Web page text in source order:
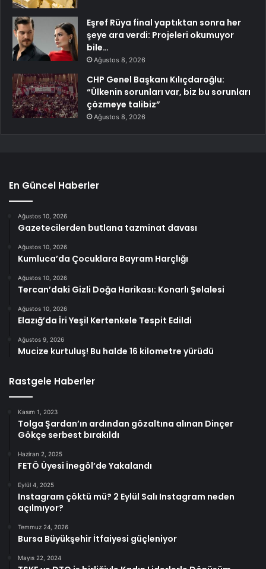
Eşref Rüya final yaptıktan sonra her
şeye ara verdi: Projeleri okumuyor
bile…
Ağustos 8, 2026
CHP Genel Başkanı Kılıçdaroğlu:
“Ülkenin sorunları var, biz bu sorunları
çözmeye talibiz”
Ağustos 8, 2026
En Güncel Haberler
Ağustos 10, 2026
Gazetecilerden butlana tazminat davası
Ağustos 10, 2026
Kumluca’da Çocuklara Bayram Harçlığı
Ağustos 10, 2026
Tercan’daki Gizli Doğa Harikası: Konarlı Şelalesi
Ağustos 10, 2026
Elazığ’da İri Yeşil Kertenkele Tespit Edildi
Ağustos 9, 2026
Mucize kurtuluş! Bu halde 16 kilometre yürüdü
Rastgele Haberler
Kasım 1, 2023
Tolga Şardan’ın ardından gözaltına alınan Dinçer
Gökçe serbest bırakıldı
Haziran 2, 2025
FETÖ Üyesi İnegöl’de Yakalandı
Eylül 4, 2025
Instagram çöktü mü? 2 Eylül Salı Instagram neden
açılmıyor?
Temmuz 24, 2026
Bursa Büyükşehir İtfaiyesi güçleniyor
Mayıs 22, 2024